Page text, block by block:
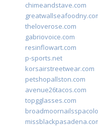
chimeandstave.com
theloverose.com
gabriovoice.com
resinflowart.com
p-sports.net
korsairstreetwear.com
petshopallston.com
avenue26tacos.com
topgglasses.com